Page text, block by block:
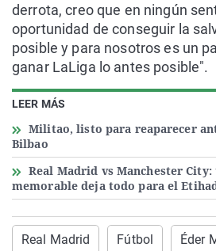
LEER MÁS
Militao, listo para reaparecer
Bilbao
Real Madrid vs Manchester City:
memorable deja todo para el
derrota, creo que en ningún
oportunidad de conseguir la
posible y para nosotros es un
ganar LaLiga lo antes posible".
Real Madrid Fútbol Éder